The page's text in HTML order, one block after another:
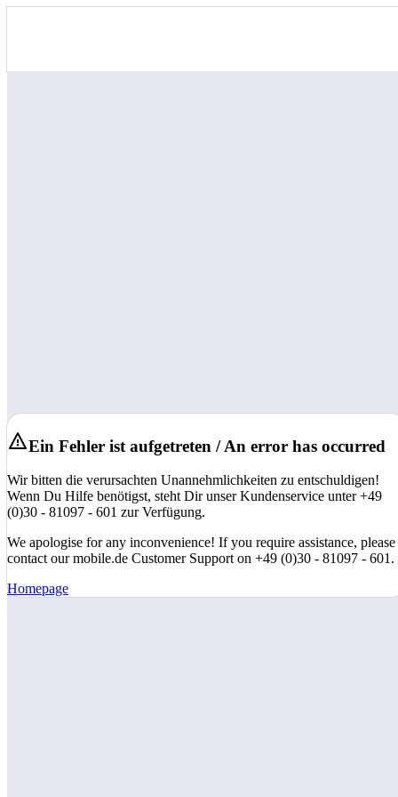
Ein Fehler ist aufgetreten / An error has occurred
Wir bitten die verursachten Unannehmlichkeiten zu entschuldigen!
Wenn Du Hilfe benötigst, steht Dir unser Kundenservice unter +49
(0)30 - 81097 - 601 zur Verfügung.
We apologise for any inconvenience! If you require assistance, please
contact our mobile.de Customer Support on +49 (0)30 - 81097 - 601.
Homepage